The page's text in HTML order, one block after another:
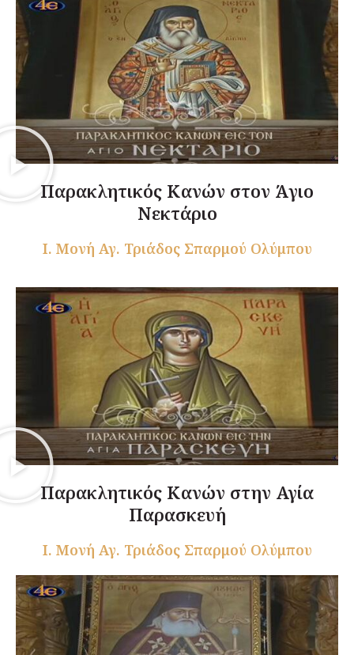
Παρακλητικός Κανών στον Άγιο
Νεκτάριο
Ι. Μονή Αγ. Τριάδος Σπαρμού Ολύμπου
Παρακλητικός Κανών στην Αγία
Παρασκευή
Ι. Μονή Αγ. Τριάδος Σπαρμού Ολύμπου